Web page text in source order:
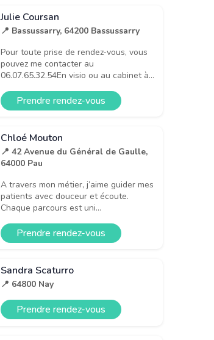
Julie Coursan
📍 Bassussarry, 64200 Bassussarry
Pour toute prise de rendez-vous, vous
pouvez me contacter au
06.07.65.32.54En visio ou au cabinet à...
Prendre rendez-vous
Chloé Mouton
📍 42 Avenue du Général de Gaulle,
64000 Pau
A travers mon métier, j’aime guider mes
patients avec douceur et écoute.
Chaque parcours est uni...
Prendre rendez-vous
Sandra Scaturro
📍 64800 Nay
Prendre rendez-vous